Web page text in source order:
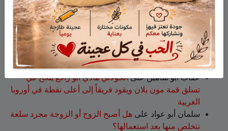
فارس حمدعلىهل أصبح الزوج أو الزوجة مجرد سلعة
نتخلص منها بعد استعمالها؟
نبيه عويداتعلى
تخريج 14 نحالاً جديداً في الجولان بإشراف
جمعية نحالي الحرمون
عزاتعلى
تخريج 14 نحالاً جديداً في الجولان بإشراف
جمعية نحالي الحرمون
عقاب ابو شاهينعلىالجولاني هادي أبو رافع ينجح في
تسلق قمة مون بلان ويقود فريقاً إلى أعلى نقطة في أوروبا
الغربية
سلمان أبو عواد على هل أصبح الزوج أو الزوجة مجرد سلعة
نتخلص منها بعد استعمالها؟